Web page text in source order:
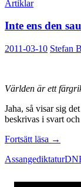
Artiklar
Inte ens den
2011-03-10 Stefan
Världen är ett
Jaha, så visar sig
beskrivas i svart
Fortsätt läsa Inte
den
→
AssangediktaturDN